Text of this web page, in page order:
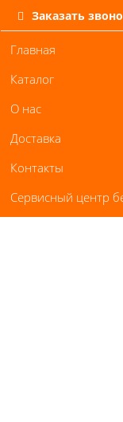
Заказать
Главная
Каталог
О нас
Доставка
Контакты
Сервисный центр